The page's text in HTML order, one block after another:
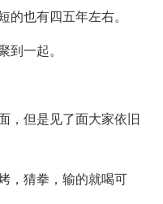
也有四五年左右。
一起。
，但是见了面大家依旧
，猜拳，输的就喝可